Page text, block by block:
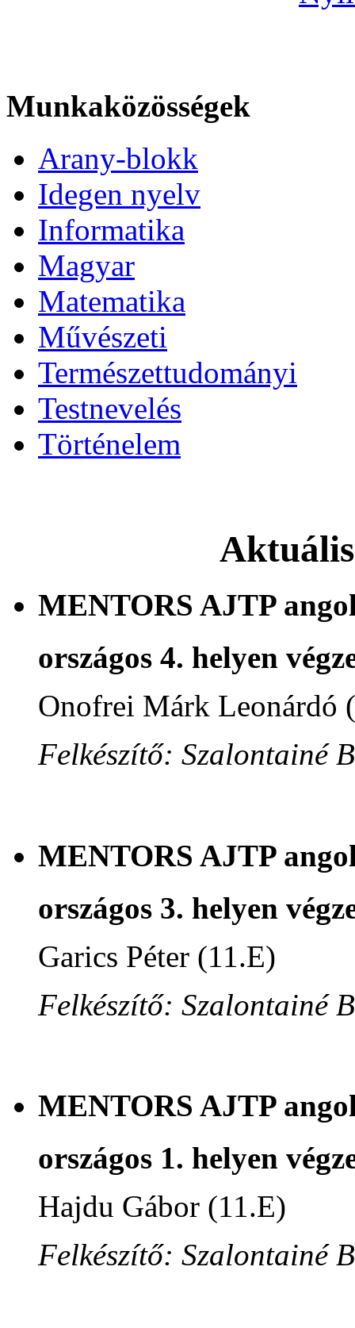
Munkaközösségek
Arany-blokk
Idegen nyelv
Informatika
Magyar
Matematika
Művészeti
Természettudományi
Testnevelés
Történelem
MENTORS AJTP
országos 4. helyen
Onofrei Márk Leonárdó
Felkészítő: Szalontainé
MENTORS AJTP
országos 3. helyen
Garics Péter (11.E)
Felkészítő: Szalontainé
MENTORS AJTP
országos 1. helyen
Hajdu Gábor (11.E)
Felkészítő: Szalontainé